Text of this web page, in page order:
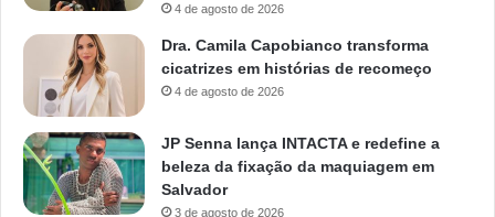
4 de agosto de 2026
Dra. Camila Capobianco transforma
cicatrizes em histórias de recomeço
4 de agosto de 2026
JP Senna lança INTACTA e redefine a
beleza da fixação da maquiagem em
Salvador
3 de agosto de 2026